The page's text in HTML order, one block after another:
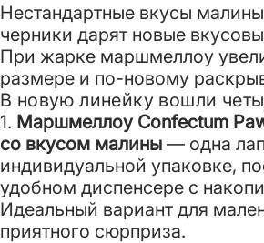
Нестандартные вкусы
черники дарят новые
При жарке маршмеллоу
размере и по-новому
В новую линейку вошли
1. Маршмеллоу Confectum
со вкусом малины — одна
индивидуальной упаковке,
удобном диспенсере с
Идеальный вариант для
приятного сюрприза.